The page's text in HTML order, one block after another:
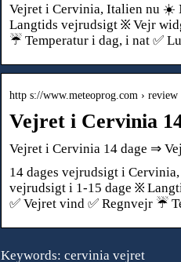
Vejret i Cervinia, Italien nu ☀️
Langtids vejrudsigt ፠ Vejr
☔ Temperatur i dag, i nat ✅
http s://www.meteoprog.com › review
Vejret i Cervinia
Vejret i Cervinia 14 dage ⇒
14 dages vejrudsigt i
vejrudsigt i 1-15 dage ፠
✅ Vejret vind ✅ Regnvejr ☔
Keywords: cervinia vejret